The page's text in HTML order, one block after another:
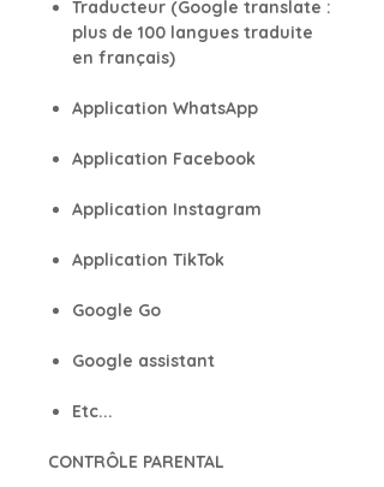
Traducteur (Google translate :
plus de 100 langues traduite
en français)
Application WhatsApp
Application Facebook
Application Instagram
Application TikTok
Google Go
Google assistant
Etc...
CONTRÔLE PARENTAL